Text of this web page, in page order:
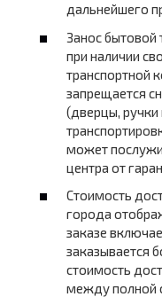
дальнейшего
Занос бытовой
при наличии
транспортной
запрещается
(дверцы,
может
центра от
Стоимость
города
заказе
заказывается
стоимость
между полной